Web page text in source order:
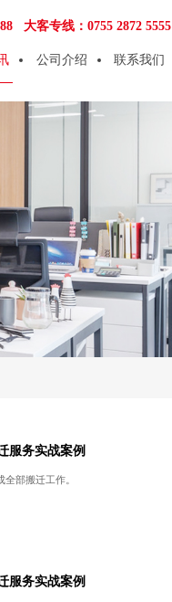
大客专线：0755 2872 5555
公司介绍 联系我们
服务实战案例
部搬迁工作。
服务实战案例